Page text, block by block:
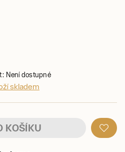
Není dostupné
skladem
KOŠÍKU